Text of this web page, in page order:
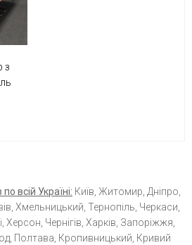
з
всій Україні: Київ, Житомир, Дніпро,
Хмельницький, Тернопіль, Черкаси,
Херсон, Чернігів, Харків, Запоріжжя,
Полтава, Кропивницький, Кривий